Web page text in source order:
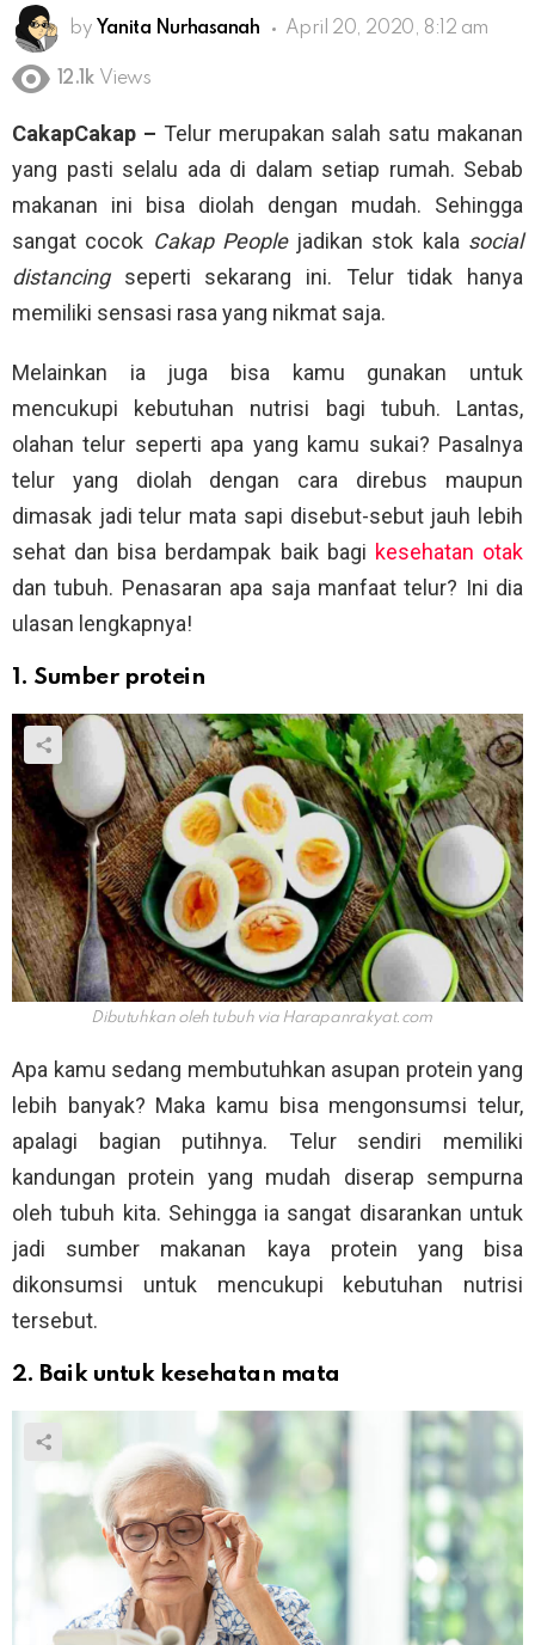
by Yanita Nurhasanah April 20, 2020, 8:12 am
12.1k Views
CakapCakap – Telur merupakan salah satu makanan
yang pasti selalu ada di dalam setiap rumah. Sebab
makanan ini bisa diolah dengan mudah. Sehingga
sangat cocok Cakap People jadikan stok kala social
distancing seperti sekarang ini. Telur tidak hanya
memiliki sensasi rasa yang nikmat saja.
Melainkan ia juga bisa kamu gunakan untuk
mencukupi kebutuhan nutrisi bagi tubuh. Lantas,
olahan telur seperti apa yang kamu sukai? Pasalnya
telur yang diolah dengan cara direbus maupun
dimasak jadi telur mata sapi disebut-sebut jauh lebih
sehat dan bisa berdampak baik bagi kesehatan otak
dan tubuh. Penasaran apa saja manfaat telur? Ini dia
ulasan lengkapnya!
1. Sumber protein
Dibutuhkan oleh tubuh via Harapanrakyat.com
Apa kamu sedang membutuhkan asupan protein yang
lebih banyak? Maka kamu bisa mengonsumsi telur,
apalagi bagian putihnya. Telur sendiri memiliki
kandungan protein yang mudah diserap sempurna
oleh tubuh kita. Sehingga ia sangat disarankan untuk
jadi sumber makanan kaya protein yang bisa
dikonsumsi untuk mencukupi kebutuhan nutrisi
tersebut.
2. Baik untuk kesehatan mata